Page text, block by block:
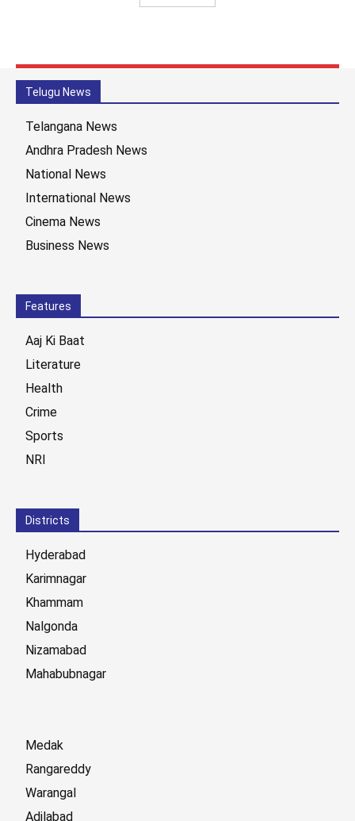
Telugu News
Telangana News
Andhra Pradesh News
National News
International News
Cinema News
Business News
Features
Aaj Ki Baat
Literature
Health
Crime
Sports
NRI
Districts
Hyderabad
Karimnagar
Khammam
Nalgonda
Nizamabad
Mahabubnagar
Medak
Rangareddy
Warangal
Adilabad